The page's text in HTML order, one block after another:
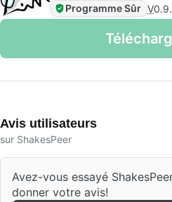
Programme Sûr V
Avis utilisateurs
sur ShakesPeer
Avez-vous essayé
donner votre avis!